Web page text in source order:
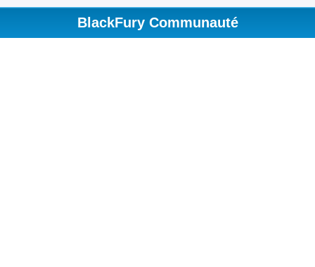
BlackFury Communauté